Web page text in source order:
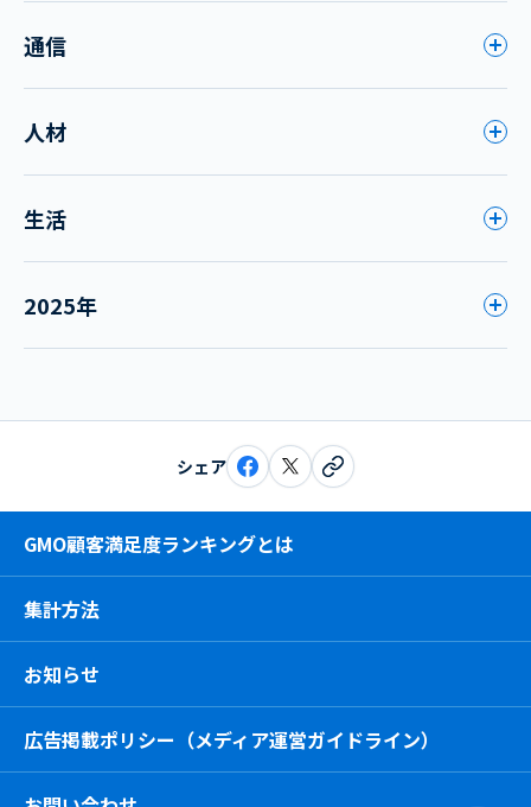
通信
人材
生活
2025年
シェア
GMO顧客満足度ランキングとは
集計方法
お知らせ
広告掲載ポリシー（メディア運営ガイドライン）